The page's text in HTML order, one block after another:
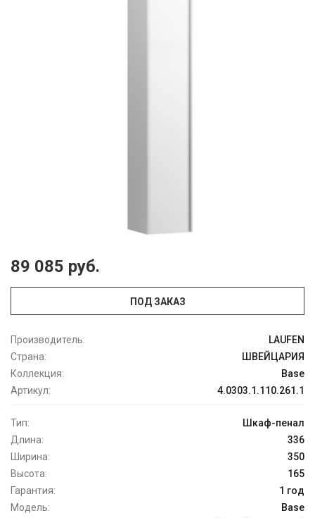
89 085 руб.
ПОД ЗАКАЗ
Производитель:
LAUFEN
Страна:
ШВЕЙЦАРИЯ
Коллекция:
Base
Артикул:
4.0303.1.110.261.1
Тип:
Шкаф-пенал
Длина:
336
Ширина:
350
Высота:
165
Гарантия:
1 год
Модель:
Base